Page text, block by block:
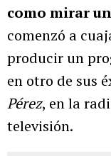
como mirar
comenzó a
producir un
en otro de sus
Pérez, en la
televisión.